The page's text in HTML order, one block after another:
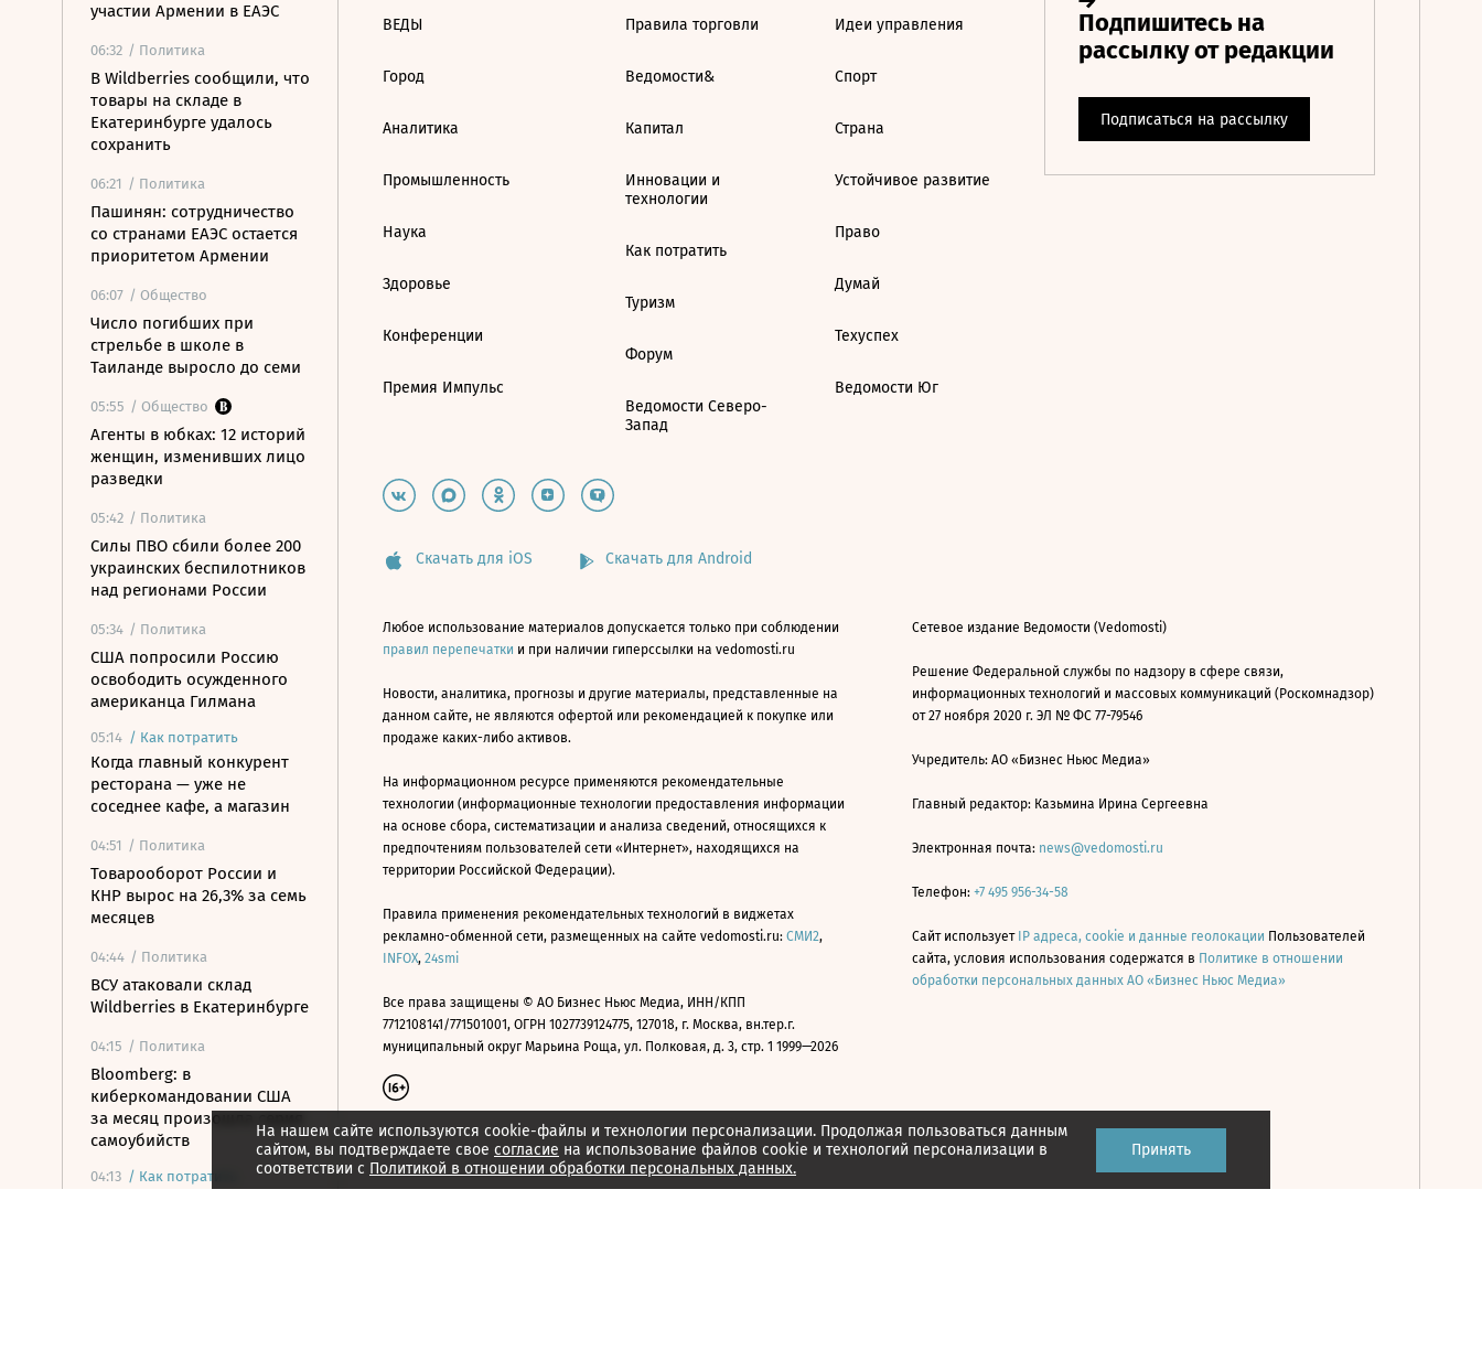
участии Армении в ЕАЭС
06:32 / Политика
В Wildberries сообщили, что
товары на складе в
Екатеринбурге удалось
сохранить
06:21 / Политика
Пашинян: сотрудничество
со странами ЕАЭС остается
приоритетом Армении
06:07 / Общество
Число погибших при
стрельбе в школе в
Таиланде выросло до семи
05:55 / Общество
Агенты в юбках: 12 историй
женщин, изменивших лицо
разведки
05:42 / Политика
Силы ПВО сбили более 200
украинских беспилотников
над регионами России
05:34 / Политика
США попросили Россию
освободить осужденного
американца Гилмана
05:14 / Как потратить
Когда главный конкурент
ресторана — уже не
соседнее кафе, а магазин
04:51 / Политика
Товарооборот России и
КНР вырос на 26,3% за семь
месяцев
04:44 / Политика
ВСУ атаковали склад
Wildberries в Екатеринбурге
04:15 / Политика
Bloomberg: в
киберкомандовании США
за месяц произошла серия
самоубийств
04:13 / Как потратить
На нашем сайте используются cookie-файлы и технологии персонализации. Продолжая пользоваться данным
сайтом, вы подтверждаете свое согласие на использование файлов cookie и технологий персонализации в
соответствии с Политикой в отношении обработки персональных данных.
Принять
ВЕДЫ
Город
Аналитика
Промышленность
Наука
Здоровье
Конференции
Премия Импульс
Правила торговли
Ведомости&
Капитал
Инновации и
технологии
Как потратить
Туризм
Форум
Ведомости Северо-
Запад
Идеи управления
Спорт
Страна
Устойчивое развитие
Право
Думай
Техуспех
Ведомости Юг
Скачать для iOS Скачать для Android
Любое использование материалов допускается только при соблюдении
правил перепечатки и при наличии гиперссылки на vedomosti.ru
Новости, аналитика, прогнозы и другие материалы, представленные на
данном сайте, не являются офертой или рекомендацией к покупке или
продаже каких-либо активов.
На информационном ресурсе применяются рекомендательные
технологии (информационные технологии предоставления информации
на основе сбора, систематизации и анализа сведений, относящихся к
предпочтениям пользователей сети «Интернет», находящихся на
территории Российской Федерации).
Правила применения рекомендательных технологий в виджетах
рекламно-обменной сети, размещенных на сайте vedomosti.ru: СМИ2,
INFOX, 24smi
Все права защищены © АО Бизнес Ньюс Медиа, ИНН/КПП
7712108141/771501001, ОГРН 1027739124775, 127018, г. Москва, вн.тер.г.
муниципальный округ Марьина Роща, ул. Полковая, д. 3, стр. 1 1999—2026
Сетевое издание Ведомости (Vedomosti)
Решение Федеральной службы по надзору в сфере связи,
информационных технологий и массовых коммуникаций (Роскомнадзор)
от 27 ноября 2020 г. ЭЛ № ФС 77-79546
Учредитель: АО «Бизнес Ньюс Медиа»
Главный редактор: Казьмина Ирина Сергеевна
Электронная почта: news@vedomosti.ru
Телефон: +7 495 956-34-58
Сайт использует IP адреса, cookie и данные геолокации Пользователей
сайта, условия использования содержатся в Политике в отношении
обработки персональных данных АО «Бизнес Ньюс Медиа»